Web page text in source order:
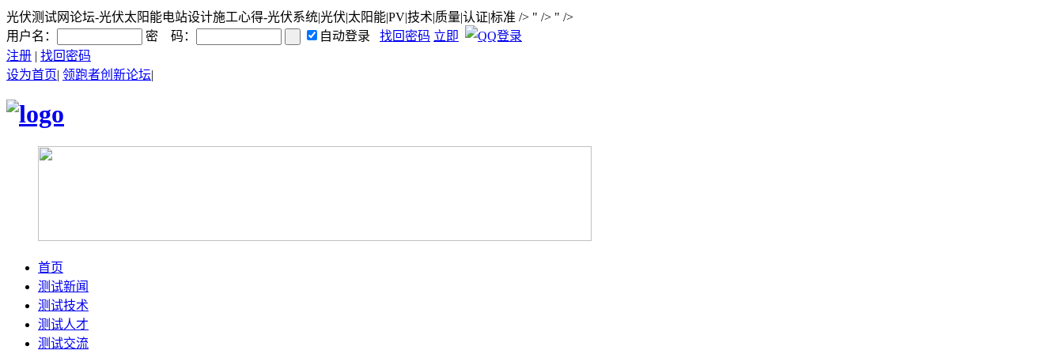
光伏测试网论坛-光伏太阳能电站设计施工心得-光伏系统|光伏|太阳能|PV|技术|质量|认证|标准 /> " /> " />
用户名：
密 码： 自动登录 找回密码 立即
注册 | 找回密码
设为首页| 领跑者创新论坛|
首页
测试新闻
测试技术
测试人才
测试交流